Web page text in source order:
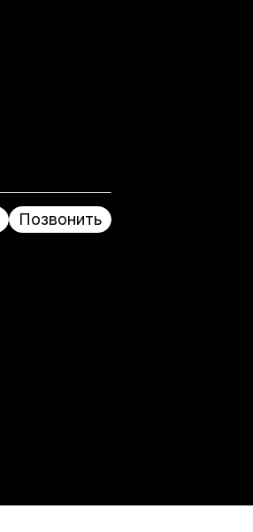
Позвонить